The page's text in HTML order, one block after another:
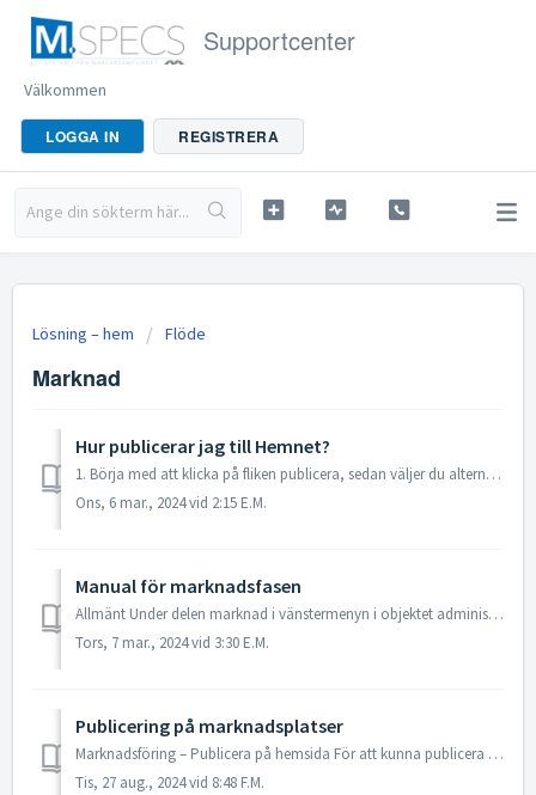
Supportcenter
Välkommen
LOGGA IN REGISTRERA
Lösning – hem Flöde
Marknad
Hur publicerar jag till Hemnet?
1. Börja med att klicka på fliken publicera, sedan väljer du alternativet Hemnet under marknadsplatserna. 2. När du klickat på Öppna knappen får d...
Ons, 6 mar., 2024 vid 2:15 E.M.
Manual för marknadsfasen
Allmänt Under delen marknad i vänstermenyn i objektet administrerar ni allt som har med marknadsföring att göra. Här fylls säljande beskrivningar i, fönste...
Tors, 7 mar., 2024 vid 3:30 E.M.
Publicering på marknadsplatser
Marknadsföring – Publicera på hemsida För att kunna publicera ditt objekt på marknadsplatserna rekommenderar vi att först publicera objektet på din hemsida...
Tis, 27 aug., 2024 vid 8:48 F.M.